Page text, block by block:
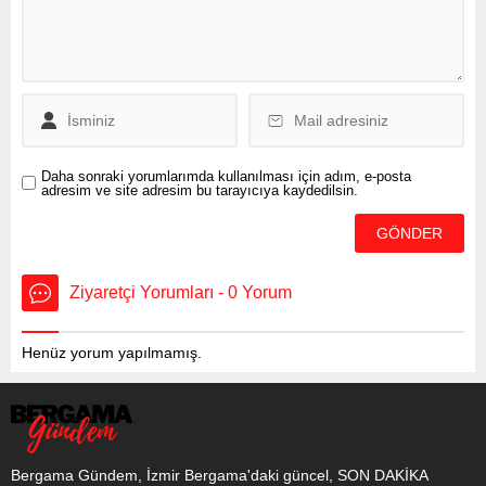
Daha sonraki yorumlarımda kullanılması için adım, e-posta
adresim ve site adresim bu tarayıcıya kaydedilsin.
Ziyaretçi Yorumları - 0 Yorum
Henüz yorum yapılmamış.
Bergama Gündem, İzmir Bergama'daki güncel, SON DAKİKA